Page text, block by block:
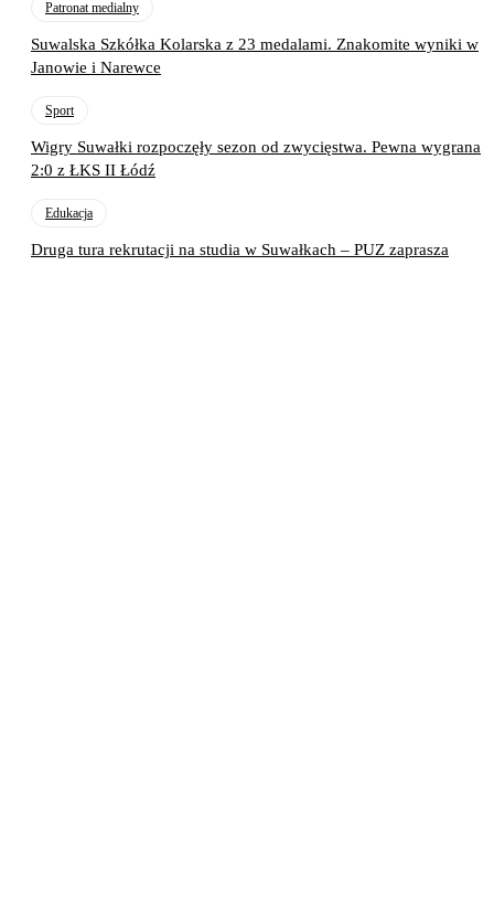
Patronat medialny
Suwalska Szkółka Kolarska z 23 medalami. Znakomite wyniki w
Janowie i Narewce
Sport
Wigry Suwałki rozpoczęły sezon od zwycięstwa. Pewna wygrana
2:0 z ŁKS II Łódź
Edukacja
Druga tura rekrutacji na studia w Suwałkach – PUZ zaprasza